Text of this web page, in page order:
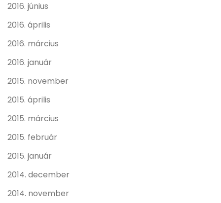
2016. június
2016. április
2016. március
2016. január
2015. november
2015. április
2015. március
2015. február
2015. január
2014. december
2014. november